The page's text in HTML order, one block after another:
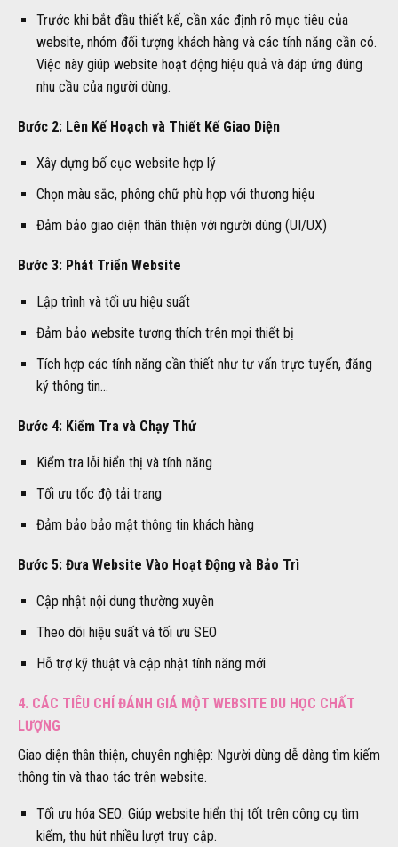
Trước khi bắt đầu thiết kế, cần xác định rõ mục tiêu của
website, nhóm đối tượng khách hàng và các tính năng cần có.
Việc này giúp website hoạt động hiệu quả và đáp ứng đúng
nhu cầu của người dùng.
Bước 2: Lên Kế Hoạch và Thiết Kế Giao Diện
Xây dựng bố cục website hợp lý
Chọn màu sắc, phông chữ phù hợp với thương hiệu
Đảm bảo giao diện thân thiện với người dùng (UI/UX)
Bước 3: Phát Triển Website
Lập trình và tối ưu hiệu suất
Đảm bảo website tương thích trên mọi thiết bị
Tích hợp các tính năng cần thiết như tư vấn trực tuyến, đăng
ký thông tin…
Bước 4: Kiểm Tra và Chạy Thử
Kiểm tra lỗi hiển thị và tính năng
Tối ưu tốc độ tải trang
Đảm bảo bảo mật thông tin khách hàng
Bước 5: Đưa Website Vào Hoạt Động và Bảo Trì
Cập nhật nội dung thường xuyên
Theo dõi hiệu suất và tối ưu SEO
Hỗ trợ kỹ thuật và cập nhật tính năng mới
4. CÁC TIÊU CHÍ ĐÁNH GIÁ MỘT WEBSITE DU HỌC CHẤT
LƯỢNG
Giao diện thân thiện, chuyên nghiệp: Người dùng dễ dàng tìm kiếm
thông tin và thao tác trên website.
Tối ưu hóa SEO: Giúp website hiển thị tốt trên công cụ tìm
kiếm, thu hút nhiều lượt truy cập.